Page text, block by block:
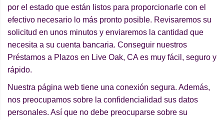
por el estado que están listos para proporcionarle con el
efectivo necesario lo más pronto posible. Revisaremos su
solicitud en unos minutos y enviaremos la cantidad que
necesita a su cuenta bancaria. Conseguir nuestros
Préstamos a Plazos en Live Oak, CA es muy fácil, seguro y
rápido.
Nuestra página web tiene una conexión segura. Además,
nos preocupamos sobre la confidencialidad sus datos
personales. Así que no debe preocuparse sobre su